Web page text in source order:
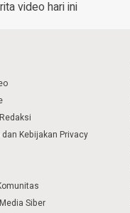
video hari ini
Kebijakan Privacy
Siber